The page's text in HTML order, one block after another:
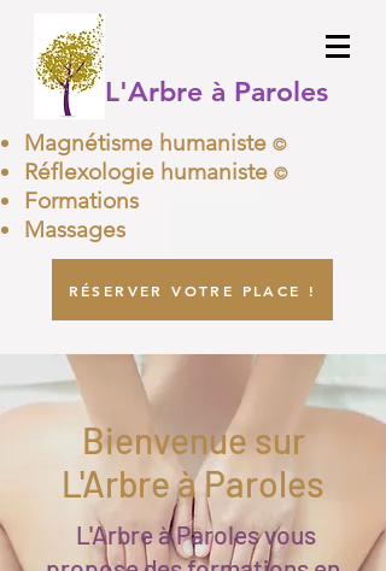
L'Arbre à Paroles
Magnétisme humaniste ©
Réflexologie humaniste ©
Formations
Massages
RÉSERVER VOTRE PLACE !
Bienvenue sur
L'Arbre à Paroles
L'Arbre à Paroles vous